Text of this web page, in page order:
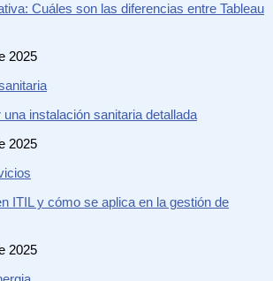
Cuáles son las diferencias entre Tableau
2025
instalación sanitaria detallada
2025
ITIL y cómo se aplica en la gestión de
2025